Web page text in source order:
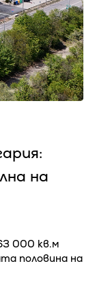
на
000 кв.м
половина на